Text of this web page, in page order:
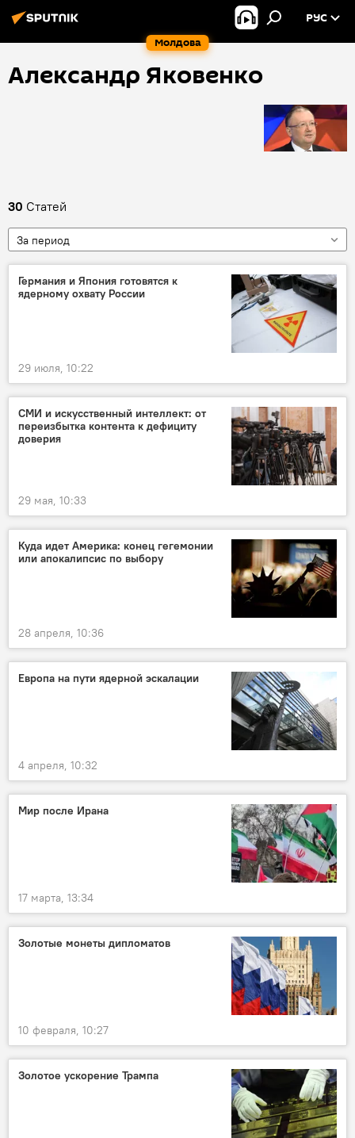
Молдова
РУС
Александр Яковенко
30 Статей
За период
Германия и Япония готовятся к
ядерному охвату России
29 июля, 10:22
СМИ и искусственный интеллект: от
переизбытка контента к дефициту
доверия
29 мая, 10:33
Куда идет Америка: конец гегемонии
или апокалипсис по выбору
28 апреля, 10:36
Европа на пути ядерной эскалации
4 апреля, 10:32
Мир после Ирана
17 марта, 13:34
Золотые монеты дипломатов
10 февраля, 10:27
Золотое ускорение Трампа